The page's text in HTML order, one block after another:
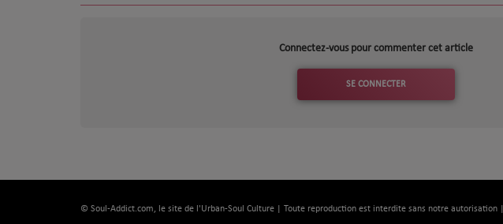
Connectez-vous pour commenter cet article
SE CONNECTER
© Soul-Addict.com, le site de l'Urban-Soul Culture | Toute reproduction est interdite sans notre autorisation |